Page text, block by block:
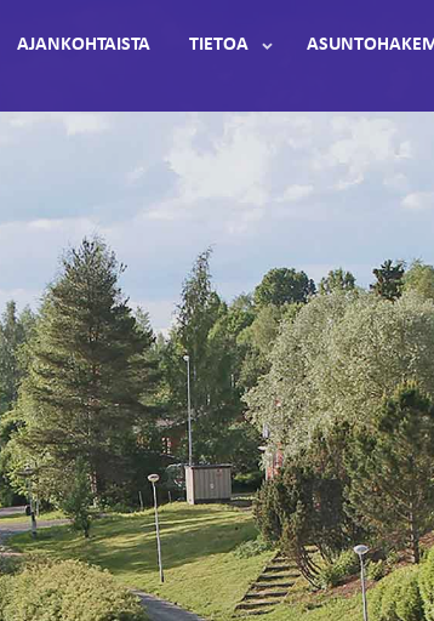
AJANKOHTAISTA TIETOA